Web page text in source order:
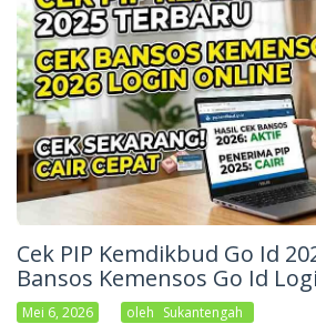
Cek PIP Kemdikbud Go Id
Bansos Kemensos Go Id
Mei 6, 2026 Oleh Sukantengah